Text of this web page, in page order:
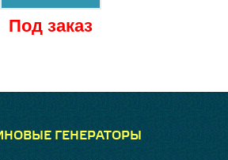
Под заказ
ГЕНЕРАТОРЫ